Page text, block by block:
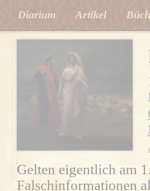
Diarium Artikel
Gelten eigentlich am
Falschinformationen